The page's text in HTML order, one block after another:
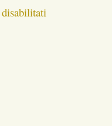
su
Oltre